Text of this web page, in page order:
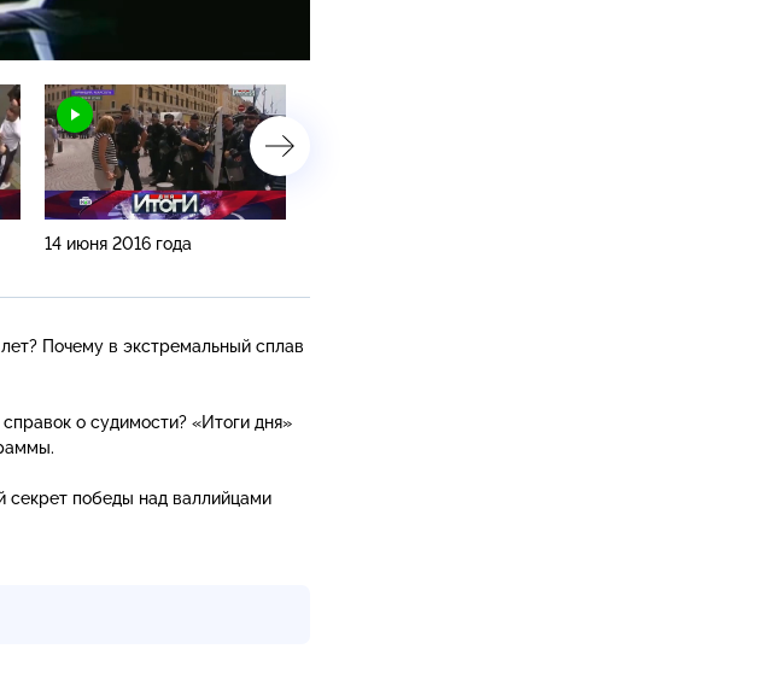
14 июня 2016 года
Почему в экстремальный сплав
о судимости? «Итоги дня»
секрет победы над валлийцами